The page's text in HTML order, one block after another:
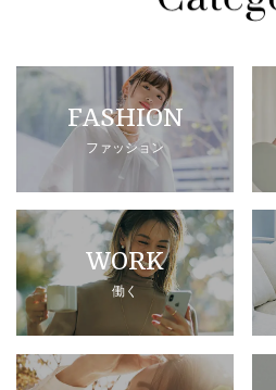
FASHION
ファッション
WORK
働く